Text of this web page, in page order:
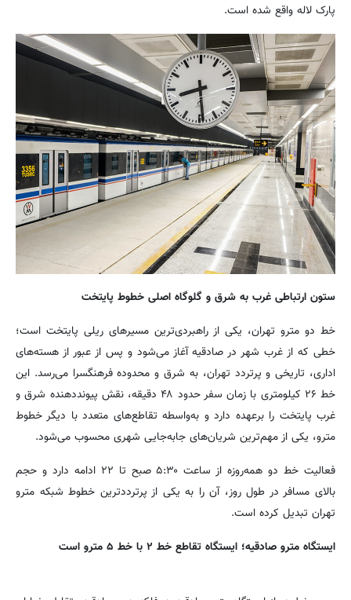
پارک لاله واقع شده است.
ستون ارتباطی غرب به شرق و گلوگاه اصلی خطوط پایتخت
خط دو مترو تهران، یکی از راهبردی‌ترین مسیرهای ریلی پایتخت است؛
خطی که از غرب شهر در صادقیه آغاز می‌شود و پس از عبور از هسته‌های
اداری، تاریخی و پرتردد تهران، به شرق و محدوده فرهنگسرا می‌رسد. این
خط ۲۶ کیلومتری با زمان سفر حدود ۴۸ دقیقه، نقش پیونددهنده شرق و
غرب پایتخت را برعهده دارد و به‌واسطه تقاطع‌های متعدد با دیگر خطوط
مترو، یکی از مهم‌ترین شریان‌های جابه‌جایی شهری محسوب می‌شود.
فعالیت خط دو همه‌روزه از ساعت
۵:۳۰ صبح تا ۲۲ ادامه دارد و حجم
بالای مسافر در طول روز، آن را به یکی از پرترددترین خطوط شبکه مترو
تهران تبدیل کرده است.
ایستگاه مترو صادقیه؛ ایستگاه تقاطع خط ۲ با خط ۵ مترو است